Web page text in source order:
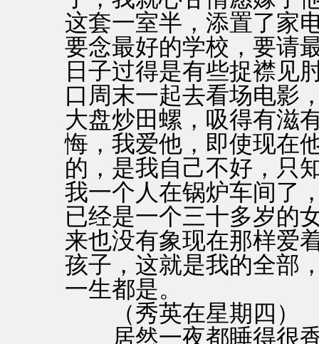
这套一室半，添置了家
要念最好的学校，要请
日子过得是有些捉襟见
口周末一起去看场电影
大盘炒田螺，吸得有滋
悔，我爱他，即使现在
的，是我自己不好，只
我一个人在锅炉车间了
已经是一个三十多岁的
来也没有象现在那样爱
孩子，这就是我的全部
一生都是。
（秀英在星期四）
居然一夜都睡得很香